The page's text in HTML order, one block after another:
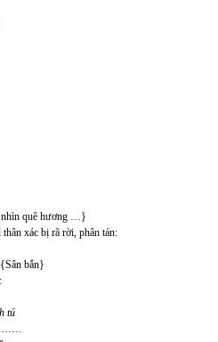
quê hương …}
xác bị rã rời, phân tán:
{Sân bắn}
tú